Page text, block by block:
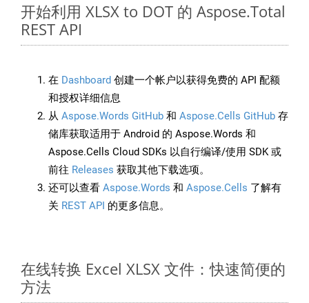
开始利用 XLSX to DOT 的 Aspose.Total
REST API
在 Dashboard 创建一个帐户以获得免费的 API 配额
和授权详细信息
从 Aspose.Words GitHub 和 Aspose.Cells GitHub 存
储库获取适用于 Android 的 Aspose.Words 和
Aspose.Cells Cloud SDKs 以自行编译/使用 SDK 或
前往 Releases 获取其他下载选项。
还可以查看 Aspose.Words 和 Aspose.Cells 了解有
关 REST API 的更多信息。
在线转换 Excel XLSX 文件：快速简便的
方法